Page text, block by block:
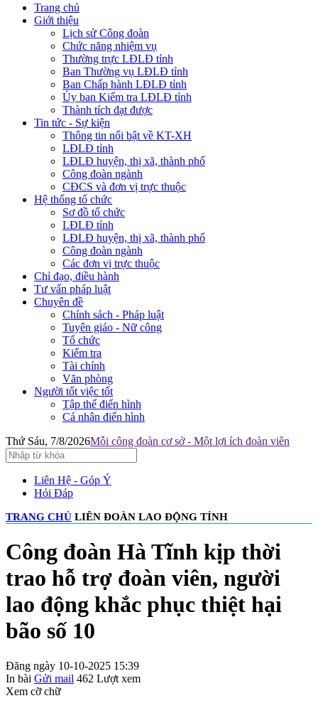
Trang chủ
Giới thiệu
Lịch sử Công đoàn
Chức năng nhiệm vụ
Thường trực LĐLĐ tỉnh
Ban Thường vụ LĐLĐ tỉnh
Ban Chấp hành LĐLĐ tỉnh
Ủy ban Kiểm tra LĐLĐ tỉnh
Thành tích đạt được
Tin tức - Sự kiện
Thông tin nổi bật về KT-XH
LĐLĐ tỉnh
LĐLĐ huyện, thị xã, thành phố
Công đoàn ngành
CĐCS và đơn vị trực thuộc
Hệ thống tổ chức
Sơ đồ tổ chức
LĐLĐ tỉnh
LĐLĐ huyện, thị xã, thành phố
Công đoàn ngành
Các đơn vị trực thuộc
Chỉ đạo, điều hành
Tư vấn pháp luật
Chuyên đề
Chính sách - Pháp luật
Tuyên giáo - Nữ công
Tổ chức
Kiểm tra
Tài chính
Văn phòng
Người tốt việc tốt
Tập thể điển hình
Cá nhân điển hình
Thứ Sáu, 7/8/2026Mỗi công đoàn cơ sở - Một lợi ích đoàn viên
Liên Hệ - Góp Ý
Hỏi Đáp
TRANG CHỦ LIÊN ĐOÀN LAO ĐỘNG TỈNH
Công đoàn Hà Tĩnh kịp thời
trao hỗ trợ đoàn viên, người
lao động khắc phục thiệt hại
bão số 10
Đăng ngày 10-10-2025 15:39
In bài Gửi mail 462 Lượt xem
Xem cỡ chữ